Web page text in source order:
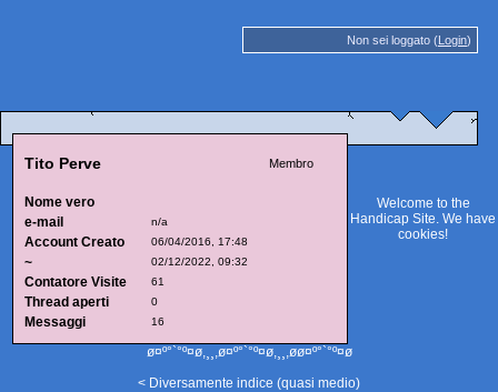
Non sei loggato (Login)
Tito Perve Membro
Nome vero
e-mail
n/a
Account Creato 06/04/2016, 17:48
~ 02/12/2022, 09:32
Contatore Visite 61
Thread aperti 0
Messaggi 16
Welcome to the
Handicap Site. We have
cookies!
ø¤º°`°º¤ø,¸¸,ø¤º°`°º¤ø,¸¸,øø¤º°`°º¤ø
< Diversamente indice (quasi medio)